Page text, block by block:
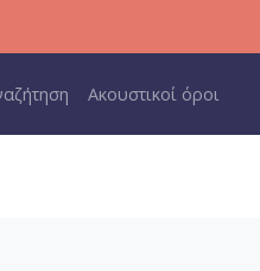
navigationΑκουστικοί όροι